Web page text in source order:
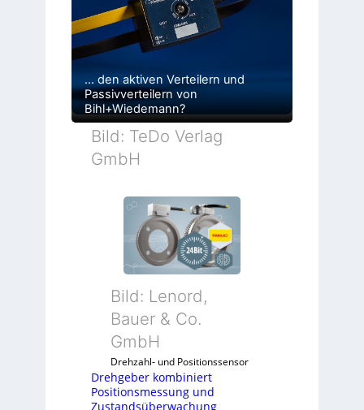
… den aktiven Verteilern und
Passivverteilern von
Bihl+Wiedemann?
Bild: TeDo Verlag
GmbH
Bild: Lenord,
Bauer & Co.
GmbH
Drehzahl- und Positionssensor
Drehgeber kombiniert
Positionsmessung und
Zustandsüberwachung